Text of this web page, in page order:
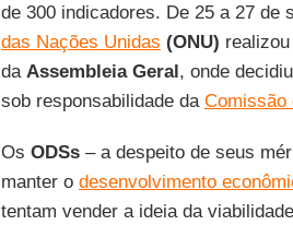
de 300 indicadores. De 25 a 27 de
das Nações Unidas (ONU)
da Assembleia Geral, onde
sob responsabilidade da Comissão
Os ODSs– a despeito de seus
manter o desenvolvimento
tentam vender a ideia da